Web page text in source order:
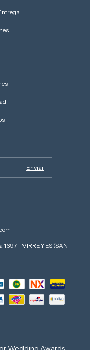
1697 - VIRREYES (SAN